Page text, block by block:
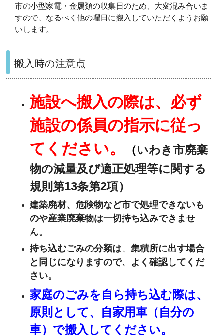
市の小型家電・金属類の収集日のため、大変混み合いま
すので、なるべく他の曜日に搬入していただくようお願
いします。
搬入時の注意点
施設へ搬入の際は、必ず
施設の係員の指示に従っ
てください。
（いわき市廃棄
物の減量及び適正処理等に関する
規則第13条第2項）
建築廃材、危険物など市で処理できないも
のや産業廃棄物は一切持ち込みできませ
ん。
持ち込むごみの分類は、集積所に出す場合
と同じになりますので、よく確認してくだ
さい。
家庭のごみを自ら持ち込む際は、
原則として、自家用車（自分の
車）で搬入してください。